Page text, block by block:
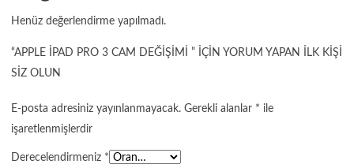
Henüz değerlendirme yapılmadı.
“APPLE İPAD PRO 3 CAM DEĞIŞIMI ” IÇIN YORUM YAPAN ILK KIŞI
SIZ OLUN
E-posta adresiniz yayınlanmayacak. Gerekli alanlar * ile
işaretlenmişlerdir
Derecelendirmeniz *